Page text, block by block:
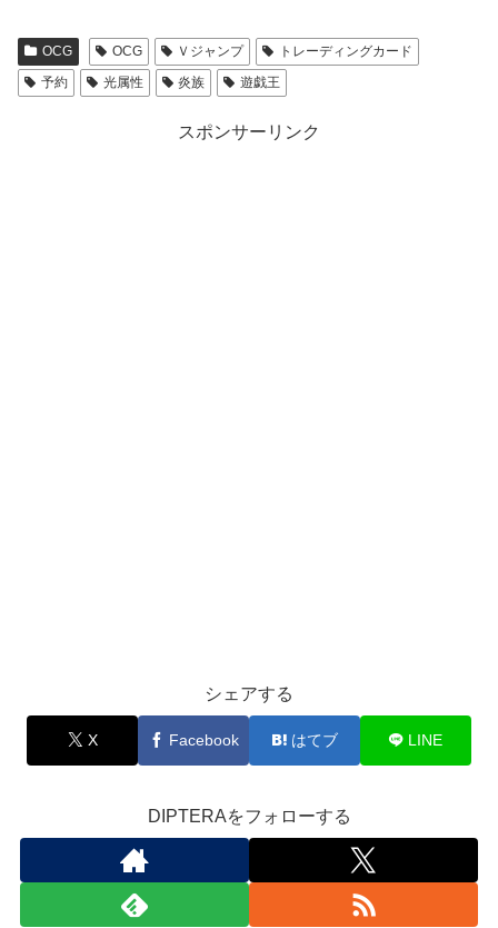
OCG OCG Ｖジャンプ
トレーディングカード
予約
光属性 炎族 遊戯王
スポンサーリンク
シェアする
X Facebook はてブ LINE
DIPTERAをフォローする